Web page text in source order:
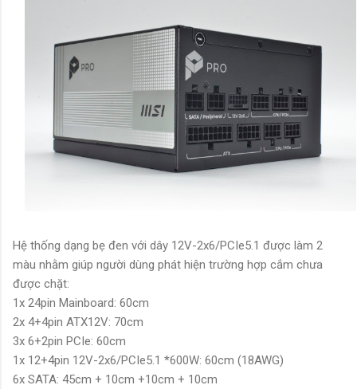
Hệ thống dạng bẹ đen với dây 12V-2x6/PCIe5.1 được làm 2
màu nhằm giúp người dùng phát hiện trường hợp cắm chưa
được chặt:
1x 24pin Mainboard: 60cm
2x 4+4pin ATX12V: 70cm
3x 6+2pin PCIe: 60cm
1x 12+4pin 12V-2x6/PCIe5.1 *600W: 60cm (18AWG)
6x SATA: 45cm + 10cm +10cm + 10cm